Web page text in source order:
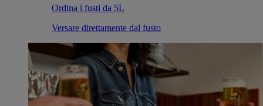
Ordina i fusti da 5L
Versare direttamente dal fusto